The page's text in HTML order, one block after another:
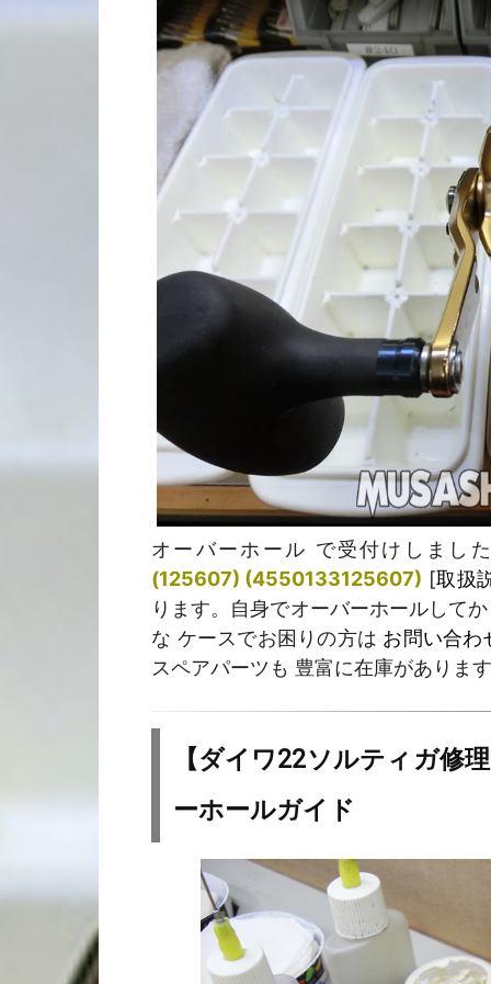
オーバーホール で受付けしまし
(125607) (4550133125607) [取扱
ります。自身でオーバーホールして
な ケースでお困りの方は お問い合わ
スペアパーツも 豊富に在庫がありま
【ダイワ22ソルティガ修
ーホールガイド